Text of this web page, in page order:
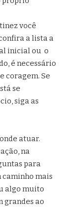
você
a lista a
inicial ou o
é necessário
coragem. Se
se
siga as
atuar.
na
para
mais
algo muito
grandes ao